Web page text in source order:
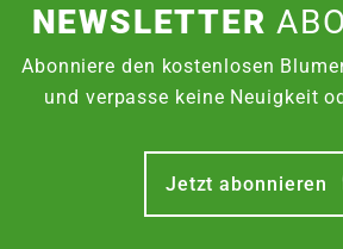
NEWSLETTER
Abonniere den kostenlosen
und verpasse keine Neuigkeit
Jetzt abonnieren